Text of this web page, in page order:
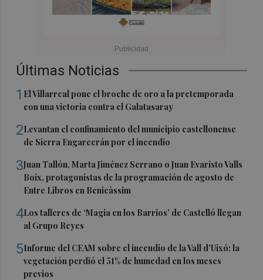
Últimas Noticias
1 El Villarreal pone el broche de oro a la pretemporada
con una victoria contra el Galatasaray
2Levantan el confinamiento del municipio castellonense
de Sierra Engarcerán por el incendio
3Juan Tallón, Marta Jiménez Serrano o Juan Evaristo Valls
Boix, protagonistas de la programación de agosto de
Entre Libros en Benicàssim
4Los talleres de ‘Magia en los Barrios’ de Castelló llegan
al Grupo Reyes
5Informe del CEAM sobre el incendio de la Vall d'Uixó: la
vegetación perdió el 51% de humedad en los meses
previos